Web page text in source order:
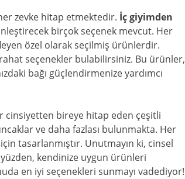
zevke hitap etmektedir. İç giyimden
birçok seçenek mevcut. Her
özel olarak seçilmiş ürünlerdir.
seçenekler bulabilirsiniz. Bu ürünler,
bağı güçlendirmenize yardımcı
cinsiyetten bireye hitap eden çeşitli
ve daha fazlası bulunmakta. Her
tasarlanmıştır. Unutmayın ki, cinsel
kendinize uygun ürünleri
en iyi seçenekleri sunmayı vadediyor!